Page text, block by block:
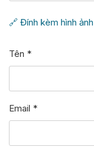
🔗 Đính kèm hình ảnh
Tên *
Email *